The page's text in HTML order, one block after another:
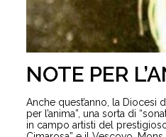
NOTE PER
Anche quest’anno, la Diocesi
per l’anima”, una sorta di
in campo artisti del